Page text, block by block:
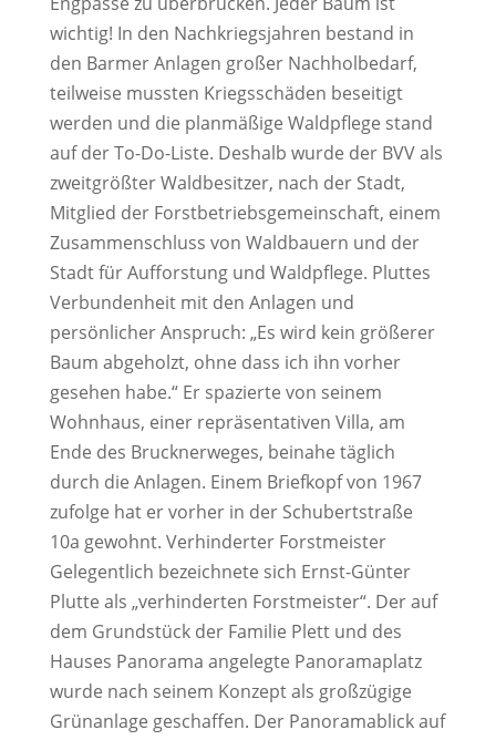
wichtig! In den Nachkriegsjahren bestand in
den Barmer Anlagen großer Nachholbedarf,
teilweise mussten Kriegsschäden beseitigt
werden und die planmäßige Waldpflege stand
auf der To-Do-Liste. Deshalb wurde der BVV als
zweitgrößter Waldbesitzer, nach der Stadt,
Mitglied der Forstbetriebsgemeinschaft, einem
Zusammenschluss von Waldbauern und der
Stadt für Aufforstung und Waldpflege. Pluttes
Verbundenheit mit den Anlagen und
persönlicher Anspruch: „Es wird kein größerer
Baum abgeholzt, ohne dass ich ihn vorher
gesehen habe.“ Er spazierte von seinem
Wohnhaus, einer repräsentativen Villa, am
Ende des Brucknerweges, beinahe täglich
durch die Anlagen. Einem Briefkopf von 1967
zufolge hat er vorher in der Schubertstraße
10a gewohnt. Verhinderter Forstmeister
Gelegentlich bezeichnete sich Ernst-Günter
Plutte als „verhinderten Forstmeister“. Der auf
dem Grundstück der Familie Plett und des
Hauses Panorama angelegte Panoramaplatz
wurde nach seinem Konzept als großzügige
Grünanlage geschaffen. Der Panoramablick auf